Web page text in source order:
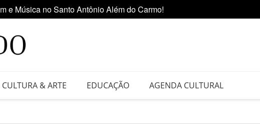
da Feira do Vinil no Shopping Center Lapa
CULTURA & ARTE EDUCAÇÃO AGENDA CULTURAL